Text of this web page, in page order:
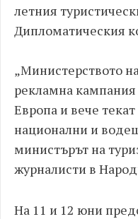
летния
Дипломатическия
„Министерството
рекламна кампания
Европа и вече
национални и
министърът на
журналисти в
На 11 и 12 юни